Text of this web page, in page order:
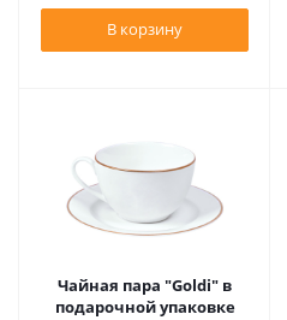
В корзину
Чайная пара "Goldi" в
подарочной упаковке